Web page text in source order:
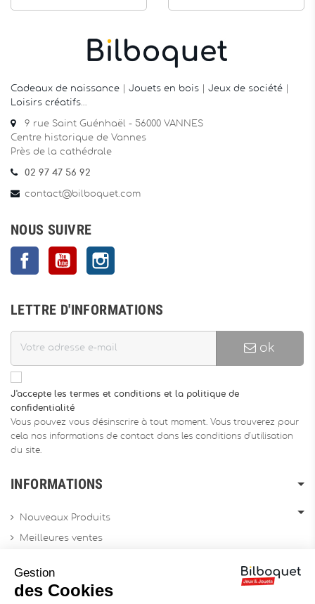
Cadeaux de naissance Jouets en bois Jeux de société
Loisirs créatifs
9 rue Saint Guénhaël - 56000 VANNES
Centre historique de Vannes
Près de la cathédrale
02 97 47 56 92
contact@bilboquet.com
NOUS SUIVRE
FacebookYouTube
LETTRE D'INFORMATIONS
ok
J'accepte les termes et conditions et la politique de
confidentialité
Vous pouvez vous désinscrire à tout moment. Vous trouverez pour
cela nos informations de contact dans les conditions d'utilisation
du site.
INFORMATIONS
Nouveaux Produits
Meilleures ventes
Archives produits
Gestion
des Cookies